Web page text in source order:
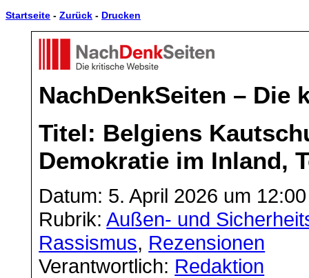
Startseite - Zurück - Drucken
NachDenkSeiten – Die
Titel: Belgiens
Demokratie im Inland,
Datum: 5. April 2026 um
Rubrik:Außen- und
Rassismus, Rezensionen
Verantwortlich: Redaktion